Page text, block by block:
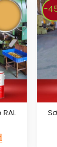
-